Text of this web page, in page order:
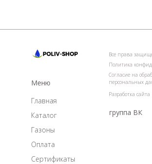
Главная
Все права
Политика
Разработка сайта
Согласие на
персональных
Каталог
Газоны
Оплата
Сертификаты
Меню
группа ВК